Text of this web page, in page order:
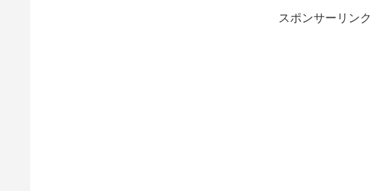
スポンサーリンク